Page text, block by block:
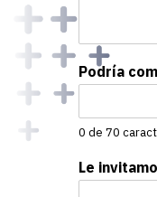
Podría
0 de 70
Le